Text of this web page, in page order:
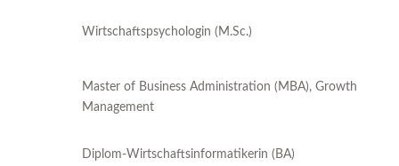
Wirtschaftspsychologin (M.Sc.)
Master of Business Administration (MBA), Growth
Management
Diplom-Wirtschaftsinformatikerin (BA)